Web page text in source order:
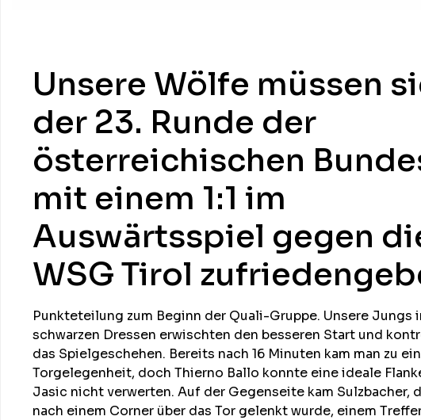
Unsere Wölfe müssen
der 23. Runde der
österreichischen
mit einem 1:1 im
Auswärtsspiel gegen
WSG Tirol
Punkteteilung zum Beginn der Quali-Gruppe. Unsere Jungs
schwarzen Dressen erwischten den besseren Start und
das Spielgeschehen. Bereits nach 16 Minuten kam man zu
Torgelegenheit, doch Thierno Ballo konnte eine ideale
Jasic nicht verwerten. Auf der Gegenseite kam Sulzbacher,
nach einem Corner über das Tor gelenkt wurde, einem